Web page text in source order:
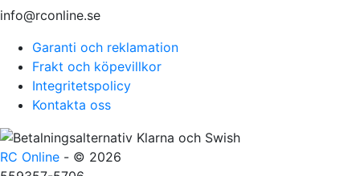
info@rconline.se
Garanti och reklamation
Frakt och köpevillkor
Integritetspolicy
Kontakta oss
RC Online - © 2026